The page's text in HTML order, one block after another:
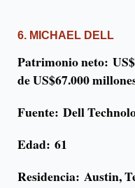
6. MICHAEL DELL
Patrimonio neto:
de US$67.000
Fuente: Dell
Edad: 61
Residencia: Austin,